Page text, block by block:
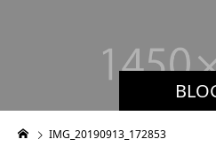
IMG_20190913_172853